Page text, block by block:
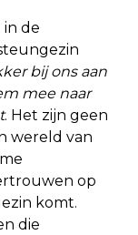
de
bij ons aan
mee naar
. Het zijn geen
wereld van
op
komt.
die